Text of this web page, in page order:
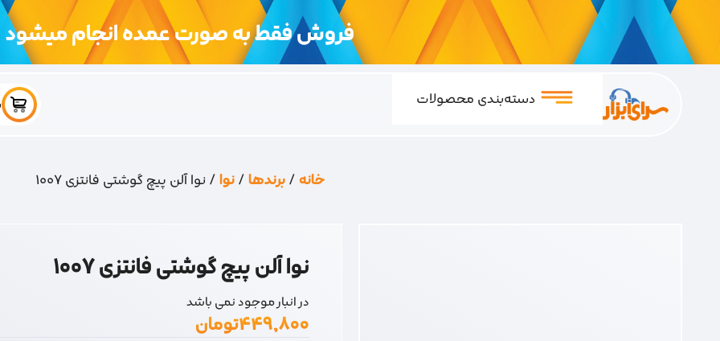
فروش فقط به صورت عمده انجام میشود
دسته‌بندی محصولات
خانه/برندها/نوا/ نوا آلن پیچ گوشتی فانتزی 1007
نوا آلن پیچ گوشتی فانتزی 1007
در انبار موجود نمی باشد
۴۴۹,۸۰۰تومان